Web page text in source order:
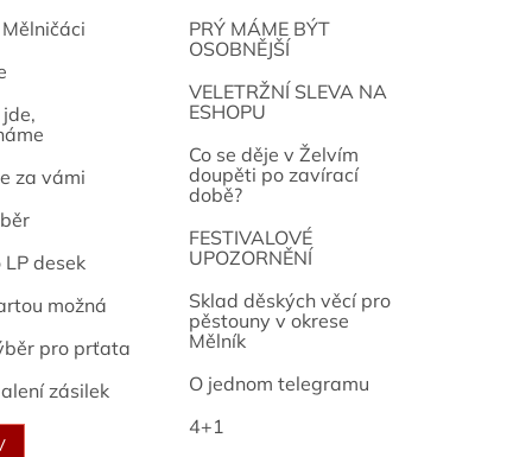
za vámi
desek
možná
pro prťata
zásilek
PRÝ MÁME BÝT
OSOBNĚJŠÍ
VELETRŽNÍ SLEVA NA
ESHOPU
Co se děje v Želvím
doupěti po zavírací
době?
FESTIVALOVÉ
UPOZORNĚNÍ
Sklad děských věcí pro
pěstouny v okrese
Mělník
O jednom telegramu
4+1